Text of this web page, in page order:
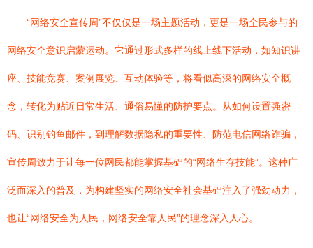
“网络安全宣传周”不仅仅是一场主题活动，更是一场全民参与的
网络安全意识启蒙运动。它通过形式多样的线上线下活动，如知识讲
座、技能竞赛、案例展览、互动体验等，将看似高深的网络安全概
念，转化为贴近日常生活、通俗易懂的防护要点。从如何设置强密
码、识别钓鱼邮件，到理解数据隐私的重要性、防范电信网络诈骗，
宣传周致力于让每一位网民都能掌握基础的“网络生存技能”。这种广
泛而深入的普及，为构建坚实的网络安全社会基础注入了强劲动力，
也让“网络安全为人民，网络安全靠人民”的理念深入人心。